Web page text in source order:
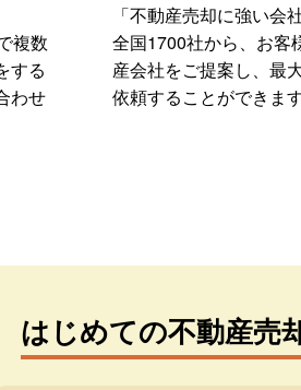
複数
する
わせ
「不動産売却に強い会
全国1700社から、お客
産会社をご提案し、最
依頼することができます
はじめての不動産売